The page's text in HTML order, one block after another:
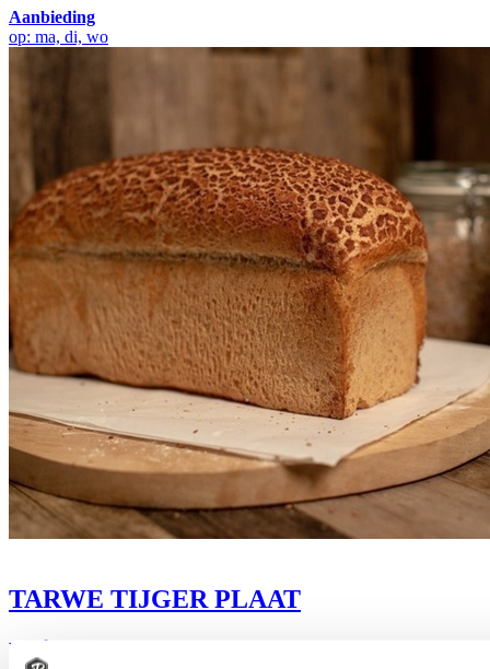
Aanbieding
op: ma, di, wo
TARWE TIJGER PLAAT
vanaf
1